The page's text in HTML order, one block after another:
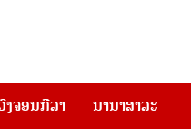
ງຈອນກີລາ ນານາສາລະ